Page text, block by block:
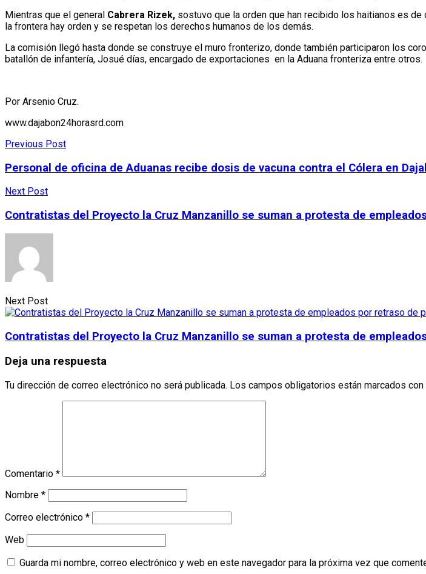
Mientras que el general Cabrera Rizek, sostuvo que la orden que han recibido los haitianos es
la frontera hay orden y se respetan los derechos humanos de los demás.
La comisión llegó hasta donde se construye el muro fronterizo, donde también participaron los
batallón de infantería, Josué días, encargado de exportaciones en la Aduana fronteriza entre otros.
Por Arsenio Cruz.
www.dajabon24horasrd.com
Previous Post
Personal de oficina de Aduanas recibe dosis de vacuna contra el Cólera en
Next Post
Contratistas del Proyecto la Cruz Manzanillo se suman a protesta de
Next Post
Contratistas del Proyecto la Cruz Manzanillo se suman a protesta de
Deja una respuesta
Tu dirección de correo electrónico no será publicada. Los campos obligatorios están marcados con
Comentario *
Nombre *
Correo electrónico *
Web
Guarda mi nombre, correo electrónico y web en este navegador para la próxima vez que